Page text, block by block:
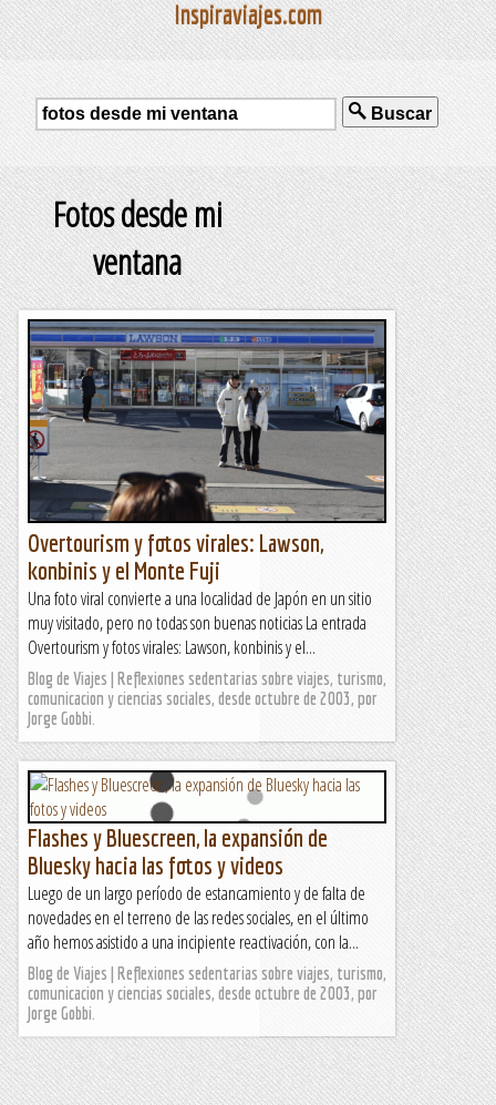
Inspiraviajes.com
Buscar
Fotos desde mi
ventana
Overtourism y fotos virales: Lawson,
konbinis y el Monte Fuji
Una foto viral convierte a una localidad de Japón en un sitio
muy visitado, pero no todas son buenas noticias La entrada
Overtourism y fotos virales: Lawson, konbinis y el...
Blog de Viajes | Reflexiones sedentarias sobre viajes, turismo,
comunicacion y ciencias sociales, desde octubre de 2003, por
Jorge Gobbi.
Flashes y Bluescreen, la expansión de
Bluesky hacia las fotos y videos
Luego de un largo período de estancamiento y de falta de
novedades en el terreno de las redes sociales, en el último
año hemos asistido a una incipiente reactivación, con la...
Blog de Viajes | Reflexiones sedentarias sobre viajes, turismo,
comunicacion y ciencias sociales, desde octubre de 2003, por
Jorge Gobbi.